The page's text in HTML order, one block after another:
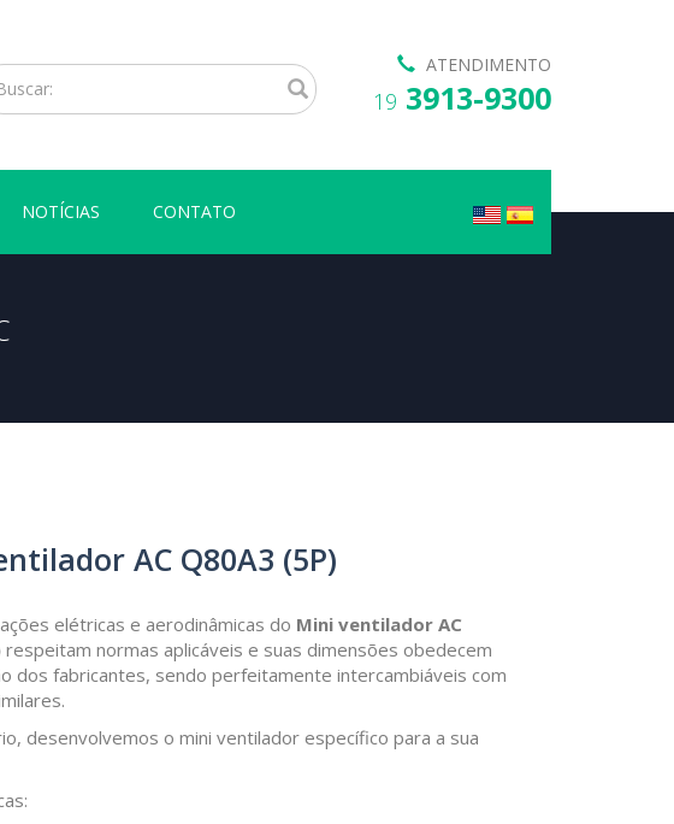
ATENDIMENTO
19 3913-9300
NOTÍCIAS CONTATO
AC Q80A3 (5P)
elétricas e aerodinâmicas do Mini ventilador AC
respeitam normas aplicáveis e suas dimensões obedecem
dos fabricantes, sendo perfeitamente intercambiáveis com
desenvolvemos o mini ventilador específico para a sua